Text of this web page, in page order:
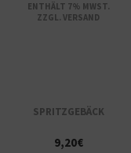
ENTHÄLT 7% MWST.
ZZGL. VERSAND
SPRITZGEBÄCK
9,20€